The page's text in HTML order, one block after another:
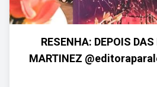
RESENHA: DEPOIS
MARTINEZ